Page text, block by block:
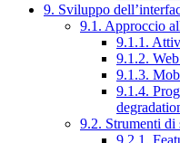
9. Sviluppo
9.1. Approccio
9.1.1.
9.1.2.
9.1.3.
9.1.4.
9.2. Strumenti di
9.2.1.